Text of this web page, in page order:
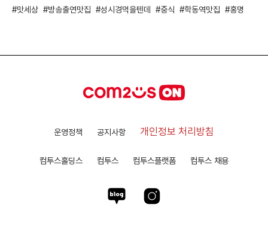
맛세상 방송출연맛집 성시경먹을텐데 중식 학동역맛집 홍명
운영정책 공지사항 개인정보 처리방침
컴투스홀딩스 컴투스 컴투스플랫폼 컴투스 채용